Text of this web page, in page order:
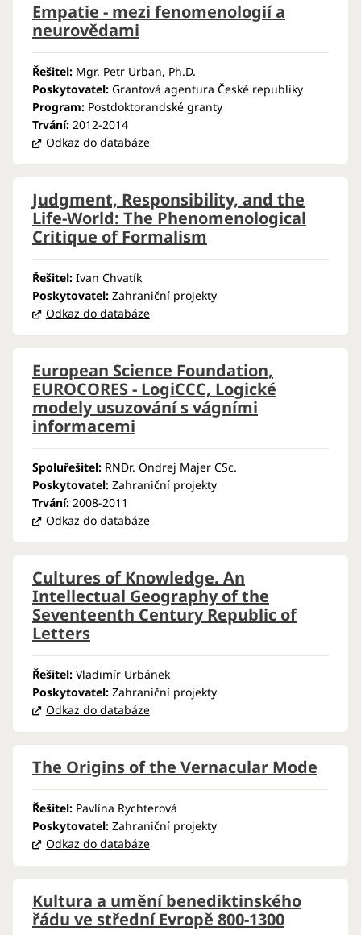
Empatie - mezi fenomenologií a
neurovědami
Řešitel: Mgr. Petr Urban, Ph.D.
Poskytovatel: Grantová agentura České republiky
Program: Postdoktorandské granty
Trvání: 2012-2014
Odkaz do databáze
Judgment, Responsibility, and the
Life-World: The Phenomenological
Critique of Formalism
Řešitel: Ivan Chvatík
Poskytovatel: Zahraniční projekty
Odkaz do databáze
European Science Foundation,
EUROCORES - LogiCCC, Logické
modely usuzování s vágními
informacemi
Spoluřešitel: RNDr. Ondrej Majer CSc.
Poskytovatel: Zahraniční projekty
Trvání: 2008-2011
Odkaz do databáze
Cultures of Knowledge. An
Intellectual Geography of the
Seventeenth Century Republic of
Letters
Řešitel: Vladimír Ur­bá­nek
Poskytovatel: Zahraniční projekty
Odkaz do databáze
The Origins of the Vernacular Mode
Řešitel: Pavlína Rychterová
Poskytovatel: Zahraniční projekty
Odkaz do databáze
Kultura a umění benediktinského
řádu ve střední Evropě 800-1300